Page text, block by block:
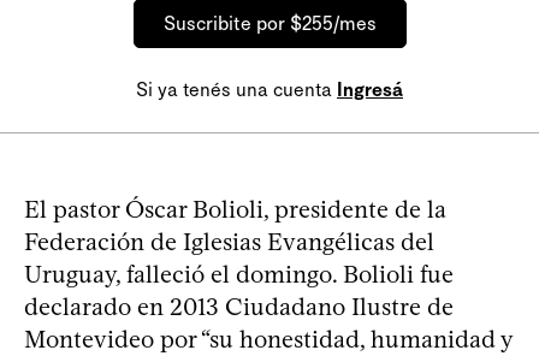
Suscribite por $255/mes
Si ya tenés una cuenta Ingresá
El pastor Óscar Bolioli, presidente de la
Federación de Iglesias Evangélicas del
Uruguay, falleció el domingo. Bolioli fue
declarado en 2013 Ciudadano Ilustre de
Montevideo por “su honestidad, humanidad y